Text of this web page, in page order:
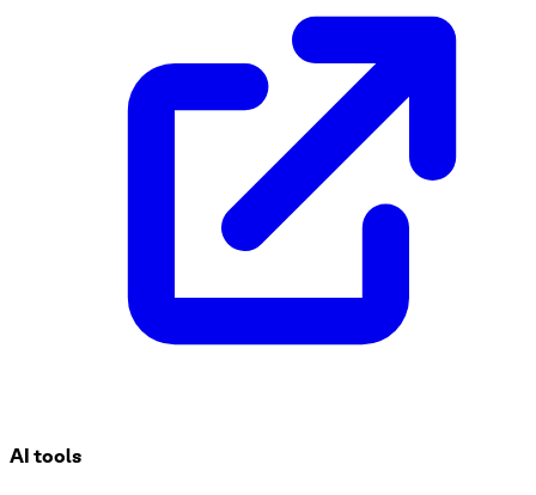
Cree un proceso fluido para reclutar afiliados con
esencial como datos personales, URL del sitio web y
AI tools